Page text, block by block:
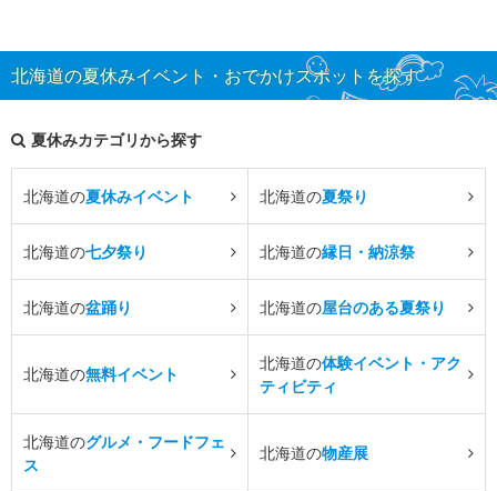
北海道の夏休みイベント・おでかけスポットを探す
夏休みカテゴリから探す
北海道の夏休みイベント 北海道の夏祭り
北海道の七夕祭り 北海道の縁日・納涼祭
北海道の盆踊り 北海道の屋台のある夏祭り
北海道の無料イベント
北海道の体験イベント・アク
ティビティ
北海道のグルメ・フードフェ
ス
北海道の物産展